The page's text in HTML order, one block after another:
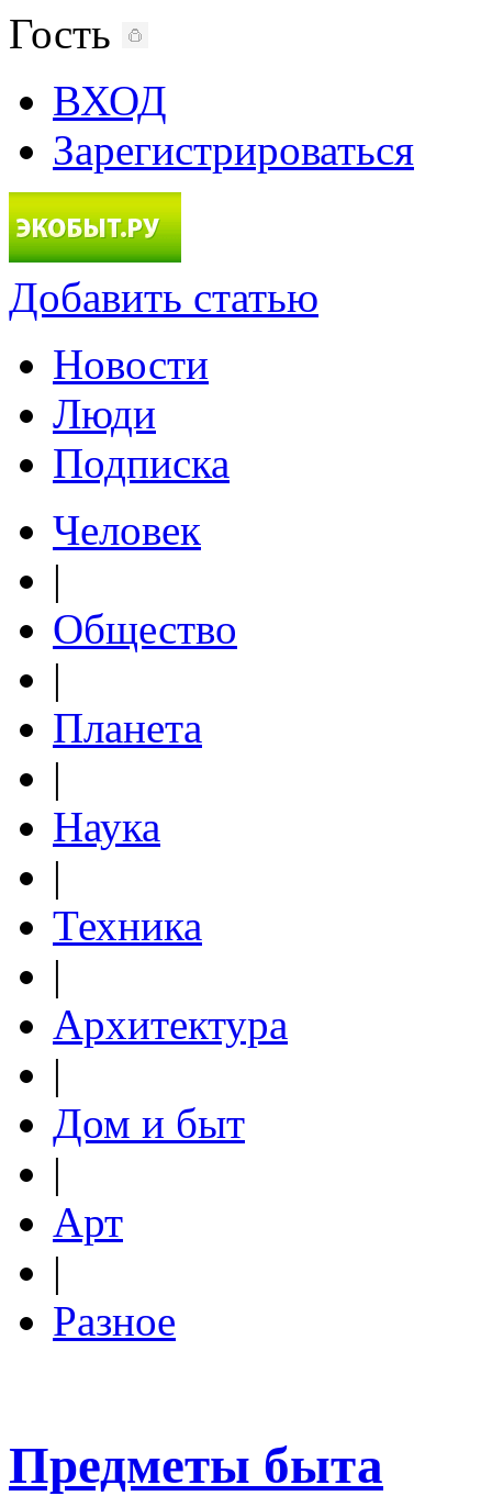
Гость
ВХОД
Зарегистрироваться
Добавить статью
Новости
Люди
Подписка
Человек
|
Общество
|
Планета
|
Наука
|
Техника
|
Архитектура
|
Дом и быт
|
Арт
|
Разное
Предметы быта